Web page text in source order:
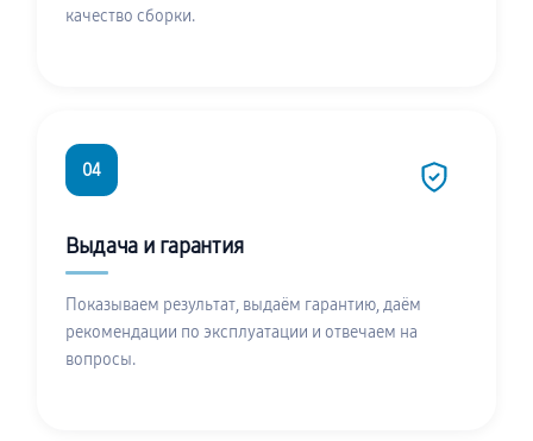
качество сборки.
04
Выдача и гарантия
Показываем результат, выдаём гарантию, даём
рекомендации по эксплуатации и отвечаем на
вопросы.